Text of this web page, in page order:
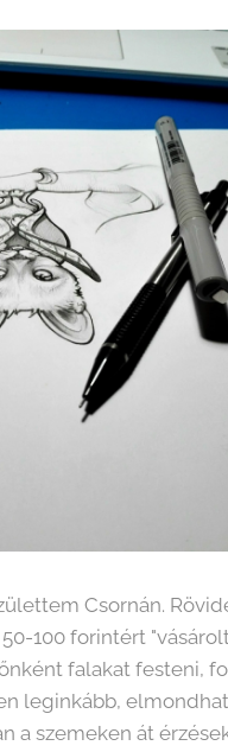
Csornán.
100 forintért
falakat festeni,
leginkább,
a szemeken át